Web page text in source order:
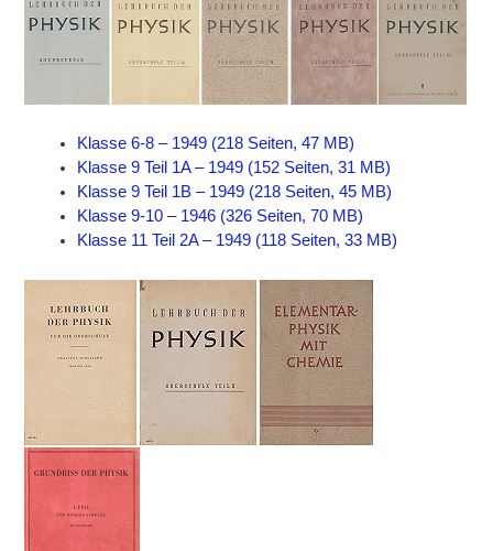
Klasse 6-8 – 1949 (218 Seiten, 47 MB)
Klasse 9 Teil 1A – 1949 (152 Seiten, 31 MB)
Klasse 9 Teil 1B – 1949 (218 Seiten, 45 MB)
Klasse 9-10 – 1946 (326 Seiten, 70 MB)
Klasse 11 Teil 2A – 1949 (118 Seiten, 33 MB)